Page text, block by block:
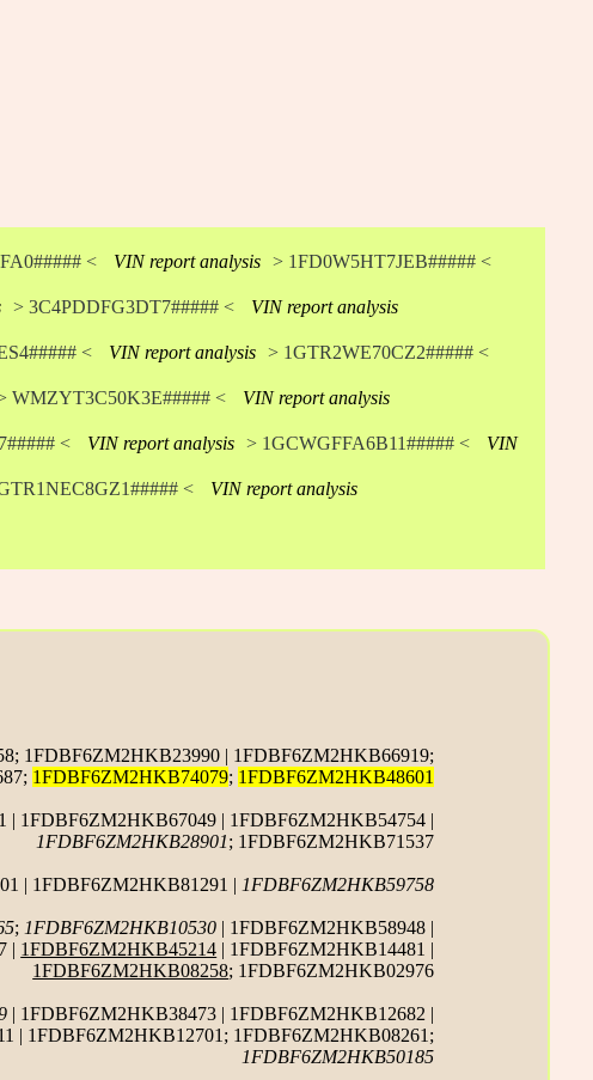
< VIN report analysis > 1FD0W5HT7JEB##### <
> 3C4PDDFG3DT7##### < VIN report analysis
< VIN report analysis > 1GTR2WE70CZ2##### <
WMZYT3C50K3E##### < VIN report analysis
< VIN report analysis > 1GCWGFFA6B11##### < VIN
< VIN report analysis
1FDBF6ZM2HKB23990 | 1FDBF6ZM2HKB66919;
1FDBF6ZM2HKB74079; 1FDBF6ZM2HKB48601
1FDBF6ZM2HKB67049 | 1FDBF6ZM2HKB54754 |
1FDBF6ZM2HKB28901; 1FDBF6ZM2HKB71537
| 1FDBF6ZM2HKB81291 | 1FDBF6ZM2HKB59758
; 1FDBF6ZM2HKB10530 | 1FDBF6ZM2HKB58948 |
| 1FDBF6ZM2HKB45214 | 1FDBF6ZM2HKB14481 |
1FDBF6ZM2HKB08258; 1FDBF6ZM2HKB02976
| 1FDBF6ZM2HKB38473 | 1FDBF6ZM2HKB12682 |
| 1FDBF6ZM2HKB12701; 1FDBF6ZM2HKB08261;
1FDBF6ZM2HKB50185